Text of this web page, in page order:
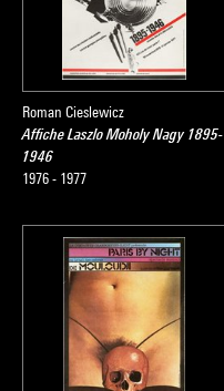
Roman Cieslewicz
Affiche Laszlo Moholy Nagy 1895-
1946
1976 - 1977